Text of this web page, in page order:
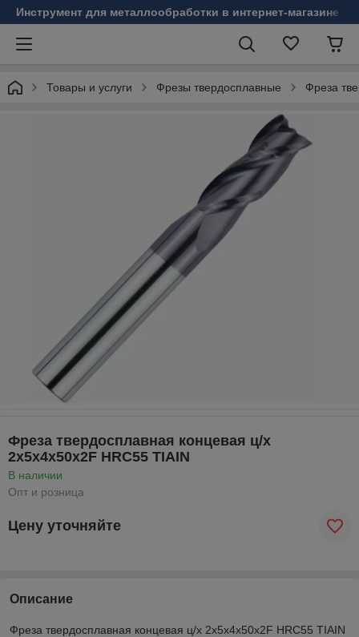
Инструмент для металлообработки в интернет-магазине
Товары и услуги Фрезы твердосплавные Фреза
Фреза твердосплавная концевая ц/х
2х5х4х50х2F HRC55 TIAIN
В наличии
Опт и розница
Цену уточняйте
Описание
Фреза твердосплавная концевая ц/х 2х5х4х50х2F HRC55 TIAIN